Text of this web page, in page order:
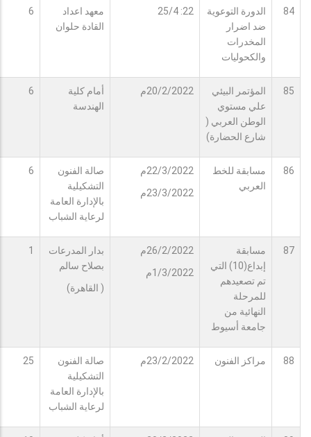
84
الدورة التوعوية
ضد اضرار
المخدرات
والكحوليات
22: 25/4
معهد اعداد
القادة حلوان
6
85
المؤتمر البيئي
علي مستوي
الوطن العربي (
شارع الحضارة)
20/2/2022م
أمام كلية
الهندسة
6
86
مسابقة للخط
العربي
22/3/2022م
23/3/2022م
صالة الفنون
التشكيلية
بالإدارة العامة
لرعاية الشباب
6
87
مسابقة
إبداع(10) التي
تم تصعيدهم
للمرحلة
النهائية من
جامعة أسيوط
26/2/2022م
1/3/2022م
بدار المدرعات
بصلاح سالم
( القاهرة)
1
88 مراكز الفنون 23/2/2022م
صالة الفنون
التشكيلية
بالإدارة العامة
لرعاية الشباب
25